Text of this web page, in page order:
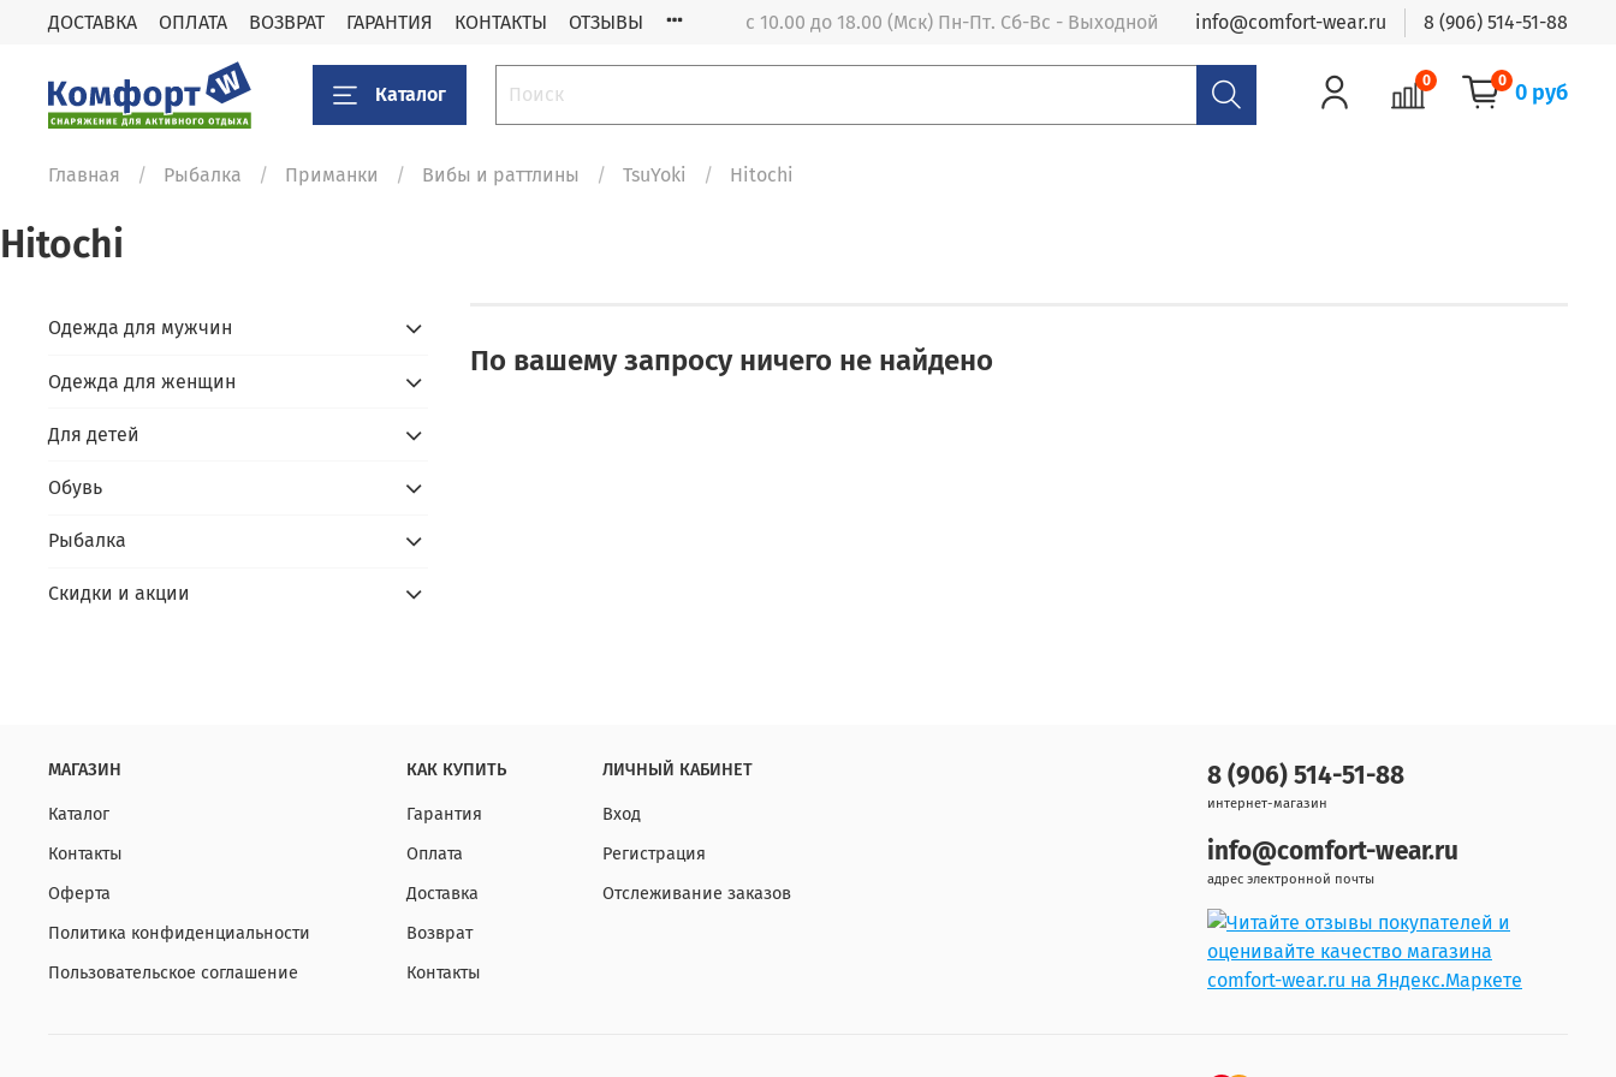
ДОСТАВКА ОПЛАТА ВОЗВРАТ ГАРАНТИЯ КОНТАКТЫ ОТЗЫВЫ с 10.00 до 18.00 (Мск) Пн-Пт. Cб-Вс - Выходной info@comfort-wear.ru 8 (906) 514-51-88
Каталог
0 0 0 руб
Главная Рыбалка Приманки Вибы и раттлины TsuYoki Hitochi
Hitochi
По вашему запросу ничего не найдено
Одежда для мужчин
Одежда для женщин
Для детей
Обувь
Рыбалка
Скидки и акции
МАГАЗИН
Каталог
Контакты
Оферта
Политика конфиденциальности
Пользовательское соглашение
КАК КУПИТЬ
Гарантия
Оплата
Доставка
Возврат
Контакты
ЛИЧНЫЙ КАБИНЕТ
Вход
Регистрация
Отслеживание заказов
8 (906) 514-51-88
интернет-магазин
info@comfort-wear.ru
адрес электронной почты